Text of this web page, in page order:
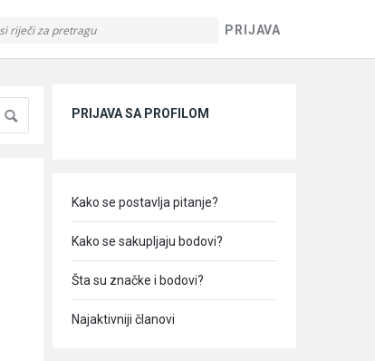
PRIJAVA
PRIJAVA SA PROFILOM
Kako se postavlja pitanje?
Kako se sakupljaju bodovi?
Šta su značke i bodovi?
Najaktivniji članovi